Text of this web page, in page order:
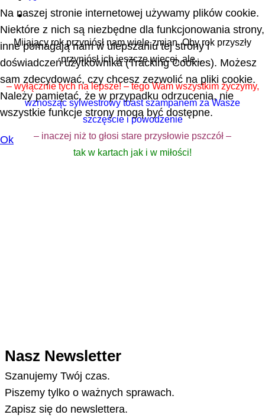
Mijający rok przyniósł nam wiele zmian. Oby rok przyszły
przyniósł ich jeszcze więcej, ale...
– wyłącznie tych na lepsze! – tego Wam wszystkim życzymy,
wznosząc sylwestrowy toast szampanem za Wasze
szczęście i powodzenie
– inaczej niż to głosi stare przysłowie pszczół –
tak w kartach jak i w miłości!
Nasz Newsletter
Szanujemy Twój czas.
Piszemy tylko o ważnych sprawach.
Zapisz się do newslettera.
Na naszej stronie internetowej używamy plików cookie.
Niektóre z nich są niezbędne dla funkcjonowania strony,
inne pomagają nam w ulepszaniu tej strony i
doświadczeń użytkownika (Tracking Cookies). Możesz
sam zdecydować, czy chcesz zezwolić na pliki cookie.
Należy pamiętać, że w przypadku odrzucenia, nie
wszystkie funkcje strony mogą być dostępne.
Ok